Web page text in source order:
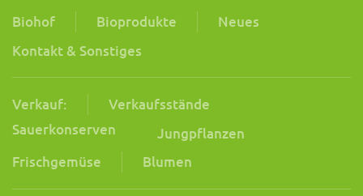
Biohof Bioprodukte
Neues
Kontakt & Sonstiges
Verkauf:
Verkaufsstände
Sauerkonserven
Jungpflanzen
Frischgemüse
Blumen